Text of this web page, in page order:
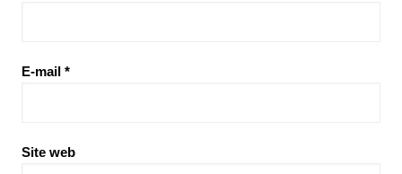
E-mail *
Site web